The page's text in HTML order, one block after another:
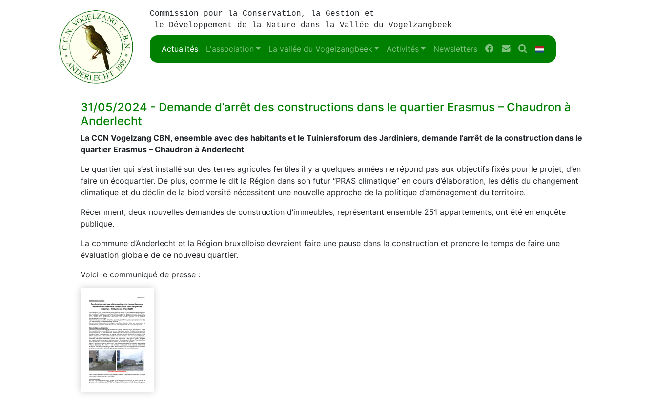
Commission pour la Conservation, la Gestion et
le Développement de la Nature dans la Vallée du Vogelzangbeek
Actualités L'association La vallée du Vogelzangbeek Activités Newsletters Facebook
ContactSearchNL
31/05/2024 - Demande d’arrêt des constructions dans le quartier Erasmus – Chaudron à
Anderlecht
La CCN Vogelzang CBN, ensemble avec des habitants et le Tuiniersforum des Jardiniers, demande l’arrêt de la construction dans le
quartier Erasmus – Chaudron à Anderlecht
Le quartier qui s’est installé sur des terres agricoles fertiles il y a quelques années ne répond pas aux objectifs fixés pour le projet, d’en
faire un écoquartier. De plus, comme le dit la Région dans son futur “PRAS climatique” en cours d’élaboration, les défis du changement
climatique et du déclin de la biodiversité nécessitent une nouvelle approche de la politique d’aménagement du territoire.
Récemment, deux nouvelles demandes de construction d’immeubles, représentant ensemble 251 appartements, ont été en enquête
publique.
La commune d’Anderlecht et la Région bruxelloise devraient faire une pause dans la construction et prendre le temps de faire une
évaluation globale de ce nouveau quartier.
Voici le communiqué de presse :